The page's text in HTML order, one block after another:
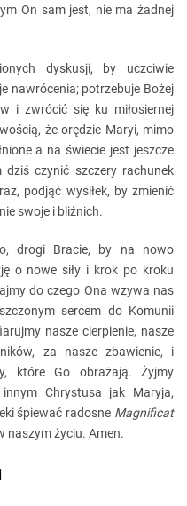
On sam jest, nie ma żadnej
dyskusji, by uczciwie
nawrócenia; potrzebuje Bożej
i zwrócić się ku miłosiernej
że orędzie Maryi, mimo
a na świecie jest jeszcze
czynić szczery rachunek
podjąć wysiłek, by zmienić
swoje i bliźnich.
drogi Bracie, by na nowo
o nowe siły i krok po kroku
do czego Ona wzywa nas
sercem do Komunii
nasze cierpienie, nasze
za nasze zbawienie, i
które Go obrażają. Żyjmy
Chrystusa jak Maryja,
śpiewać radosne Magnificat
naszym życiu. Amen.